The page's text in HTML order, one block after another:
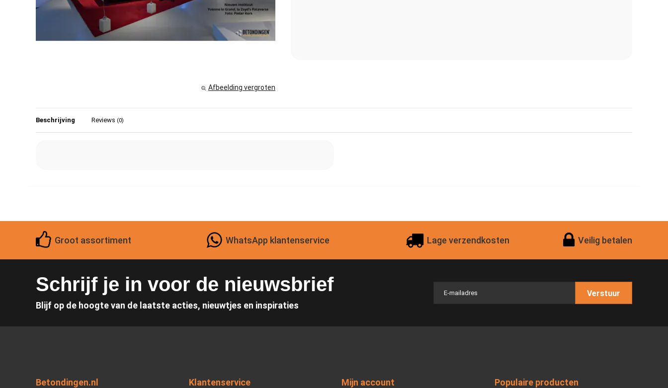
Afbeelding vergroten
Beschrijving Reviews (0)
Groot assortiment WhatsApp klantenservice Lage verzendkosten Veilig betalen
Schrijf je in voor de nieuwsbrief
Blijf op de hoogte van de laatste acties, nieuwtjes en inspiraties
Verstuur
Betondingen.nl Klantenservice Mijn account Populaire producten